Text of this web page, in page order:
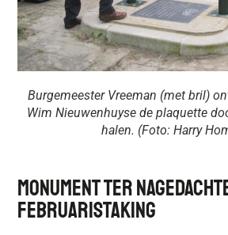
Burgemeester Vreeman (met bril)
Wim Nieuwenhuyse de plaquette
halen. (Foto: Harry
Monument Ter
Februaristaking